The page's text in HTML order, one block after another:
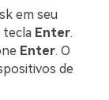
em seu
tecla Enter.
Enter. O
de